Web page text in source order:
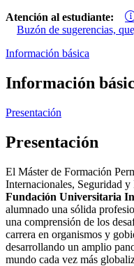
Atención al estudiante:
Buzón de sugerencias,
Información básica
Información
Presentación
Presentación
El Máster de Formación
Internacionales, Seguridad y
Fundación Universitaria
alumnado una sólida
una comprensión de los
carrera en organismos y
desarrollando un amplio
mundo cada vez más